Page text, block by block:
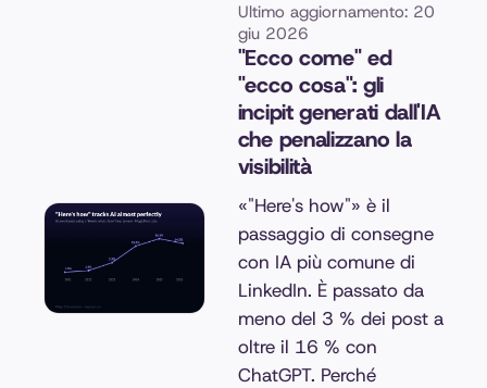
Ultimo aggiornamento: 20
giu 2026
"Ecco come" ed
"ecco cosa": gli
incipit generati dall'IA
che penalizzano la
visibilità
«"Here's how"» è il
passaggio di consegne
con IA più comune di
LinkedIn. È passato da
meno del 3 % dei post a
oltre il 16 % con
ChatGPT. Perché